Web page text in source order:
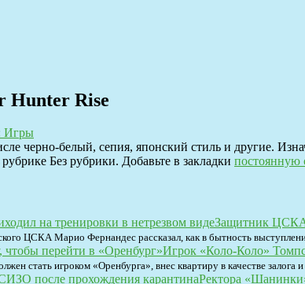
Hunter Rise
Игры
черно-белый, сепия, японский стиль и другие.
рубрике Без рубрики. Добавьте в закладки постоянную
Защитник ЦСКА
ЦСКА Марио Фернандес рассказал, как в бытность
Игрок «Коло-Коло»
стать игроком «Оренбурга», внес квартиру в качестве
Ректора